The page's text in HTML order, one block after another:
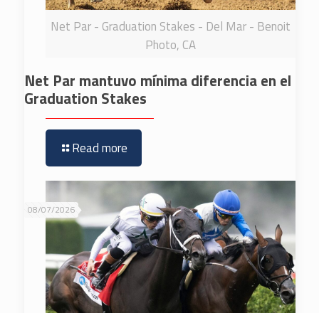
Net Par - Graduation Stakes - Del Mar - Benoit
Photo, CA
Net Par mantuvo mínima diferencia en el
Graduation Stakes
Read more
08/07/2026